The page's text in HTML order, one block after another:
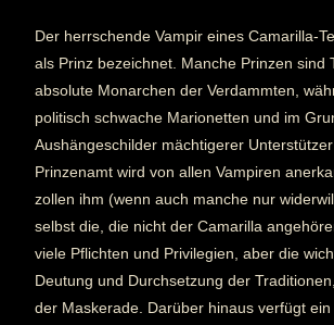
Der herrschende Vampir eines Camarilla-
als Prinz bezeichnet. Manche Prinzen sind
absolute Monarchen der Verdammten,
politisch schwache Marionetten und im
Aushängeschilder mächtigerer
Prinzenamt wird von allen Vampiren
zollen ihm (wenn auch manche nur
selbst die, die nicht der Camarilla
viele Pflichten und Privilegien, aber die
Deutung und Durchsetzung der
der Maskerade. Darüber hinaus verfügt